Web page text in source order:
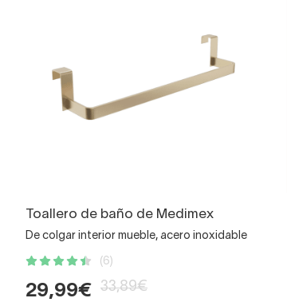
Toallero de baño de Medimex
De colgar interior mueble, acero inoxidable
(6)
29,99€ 33,89€